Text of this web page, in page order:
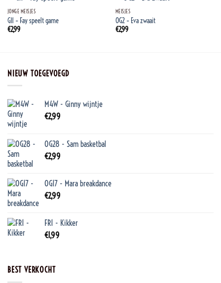
JONGE MEISJES
G11 – Fay speelt game
€2,99
MEISJES
OG2 – Eva zwaait
€2,99
NIEUW TOEGEVOEGD
M4W - Ginny wijntje
€2,99
OG28 - Sam basketbal
€2,99
OG17 - Mara breakdance
€2,99
FR1 - Kikker
€1,99
BEST VERKOCHT